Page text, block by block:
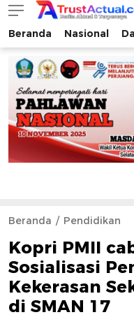
Trustactual.com
Aktual dan
Beranda Nasional
Beranda Pendidikan
Kopri PMII
Sosialisasi
Kekerasan
di SMAN 17